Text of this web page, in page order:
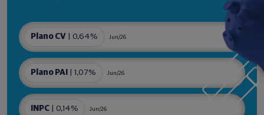
Plano CV | 0,64% Jun/26
Plano PAI | 1,07% Jun/26
INPC | 0,14% Jun/26